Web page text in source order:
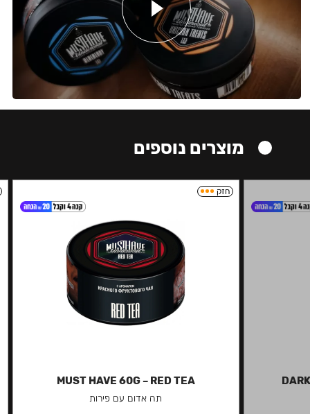
מוצרים נוספים
חזק
MUST HAVE 60G – RED TEA
תה אדום עם פירות